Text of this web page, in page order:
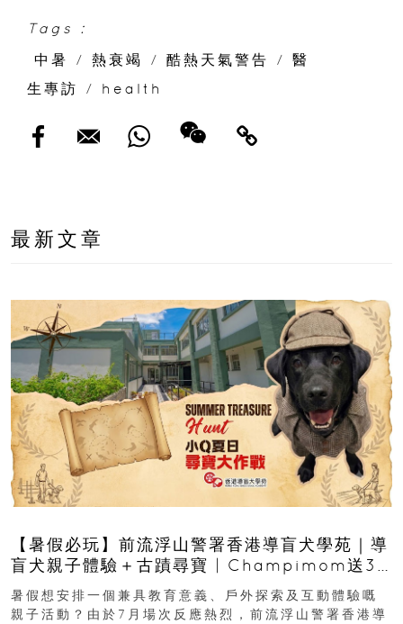
Tags :
中暑
/ 熱衰竭 / 酷熱天氣警告 /
醫
生專訪
/ health
最新文章
【暑假必玩】前流浮山警署香港導盲犬學苑｜導
盲犬親子體驗＋古蹟尋寶 | Champimom送3
組免費名額
暑假想安排一個兼具教育意義、戶外探索及互動體驗嘅
親子活動？由於7月場次反應熱烈，前流浮山警署香港導